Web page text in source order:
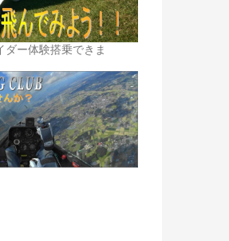
ー体験搭乗できま